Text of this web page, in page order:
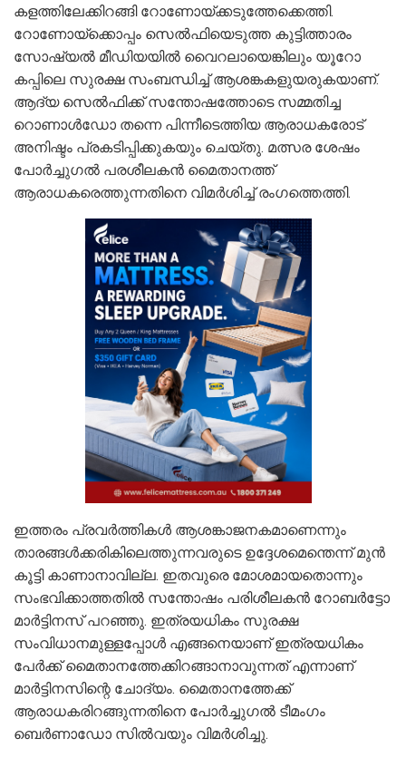
കളത്തിലേക്കിറങ്ങി റോണോയ്ക്കടുത്തേക്കെത്തി.
റോണോയ്‌ക്കൊപ്പം സെല്‍ഫിയെടുത്ത കുട്ടിത്താരം
സോഷ്യല്‍ മീഡിയയില്‍ വൈറലായെങ്കിലും യൂറോ
കപ്പിലെ സുരക്ഷ സംബന്ധിച്ച് ആശങ്കകളുയരുകയാണ്.
ആദ്യ സെല്‍ഫിക്ക് സന്തോഷത്തോടെ സമ്മതിച്ച
റൊണാള്‍ഡോ തന്നെ പിന്നീടെത്തിയ ആരാധകരോട്
അനിഷ്ടം പ്രകടിപ്പിക്കുകയും ചെയ്തു. മത്സര ശേഷം
പോര്‍ച്ചുഗല്‍ പരശീലകന്‍ മൈതാനത്ത്
ആരാധകരെത്തുന്നതിനെ വിമര്‍ശിച്ച് രംഗത്തെത്തി.
ഇത്തരം പ്രവര്‍ത്തികള്‍ ആശങ്കാജനകമാണെന്നും
താരങ്ങള്‍ക്കരികിലെത്തുന്നവരുടെ ഉദ്ദേശമെന്തെന്ന് മുന്‍
കൂട്ടി കാണാനാവില്ല. ഇതവുരെ മോശമായതൊന്നും
സംഭവിക്കാത്തതില്‍ സന്തോഷം പരിശീലകന്‍ റോബര്‍ട്ടോ
മാര്‍ട്ടിനസ് പറഞ്ഞു. ഇത്രയധികം സുരക്ഷ
സംവിധാനമുള്ളപ്പോള്‍ എങ്ങനെയാണ് ഇത്രയധികം
പേര്‍ക്ക് മൈതാനത്തേക്കിറങ്ങാനാവുന്നത് എന്നാണ്
മാര്‍ട്ടിനസിന്റെ ചോദ്യം. മൈതാനത്തേക്ക്
ആരാധകരിറങ്ങുന്നതിനെ പോര്‍ച്ചുഗല്‍ ടീമംഗം
ബെര്‍ണാഡോ സില്‍വയും വിമര്‍ശിച്ചു.